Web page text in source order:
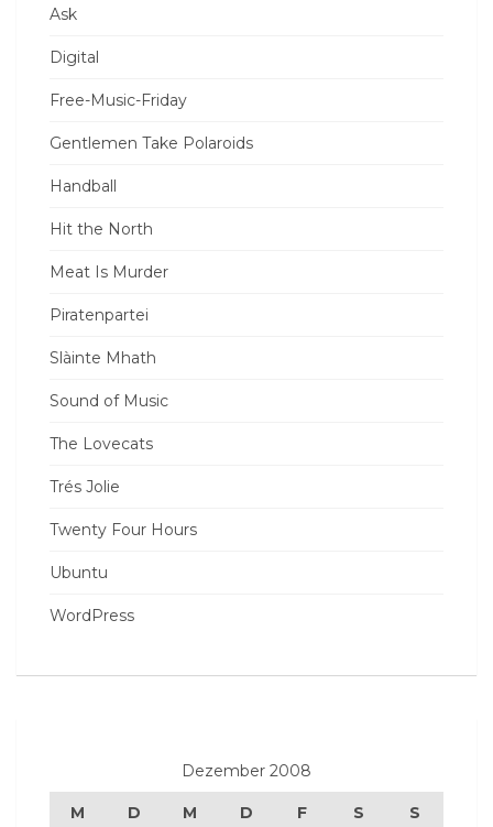
Ask
Digital
Free-Music-Friday
Gentlemen Take Polaroids
Handball
Hit the North
Meat Is Murder
Piratenpartei
Slàinte Mhath
Sound of Music
The Lovecats
Trés Jolie
Twenty Four Hours
Ubuntu
WordPress
Dezember 2008
M D M D F S S